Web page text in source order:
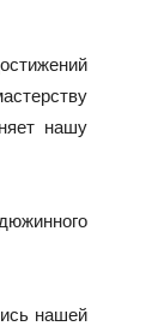
нашу
нашей